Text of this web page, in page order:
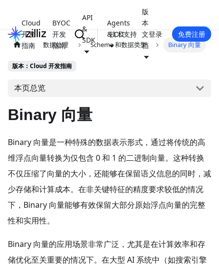
Cloud
开发
指南
BYOC
开发
指南
API
&
SDK
Agents
& CLI
版
本
文
档
技术支持 登录 免费注册
数据处理 Schema 和数据类型 Binary 向量
版本：Cloud 开发指南
本页总览
Binary 向量
Binary 向量是一种特殊的数据表示形式，通过将传统的高
维浮点向量转换为仅包含 0 和 1 的二进制向量。这种转换
不仅压缩了向量的大小，还能够在保留语义信息的同时，减
少存储和计算成本。在非关键特征的精度要求较低的情况
下，Binary 向量能够有效保留大部分原始浮点向量的完整
性和实用性。
Binary 向量的应用场景非常广泛，尤其是在计算效率和存
储优化至关重要的情况下。在大型 AI 系统中（如搜索引擎